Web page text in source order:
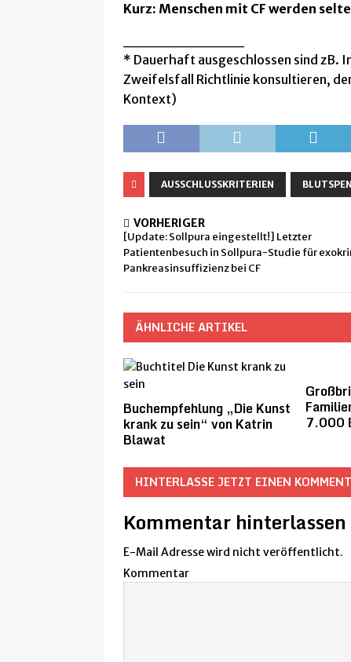
Kurz: Menschen mit CF werden
* Dauerhaft ausgeschlossen sind zB.
Zweifelsfall Richtlinie konsultieren,
Kontext)
AUSSCHLUSSKRITERIEN
VORHERIGER
[Update: Sollpura eingestellt!] Letzter
Patientenbesuch in Sollpura-Studie für
Pankreasinsuffizienz bei CF
ÄHNLICHE ARTIKEL
Buchempfehlung „Die Kunst
krank zu sein“ von Katrin
Blawat
7.000
HINTERLASSE JETZT EINEN
Kommentar hinterlassen
E-Mail Adresse wird nicht veröffentlicht.
Kommentar